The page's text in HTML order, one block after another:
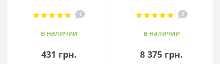
1
в наличии
431 грн.
2
в наличии
8 375 грн.